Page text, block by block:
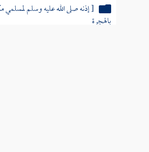
[ إذنه صلى الله عليه وسلم لمسلمي
بالهجرة